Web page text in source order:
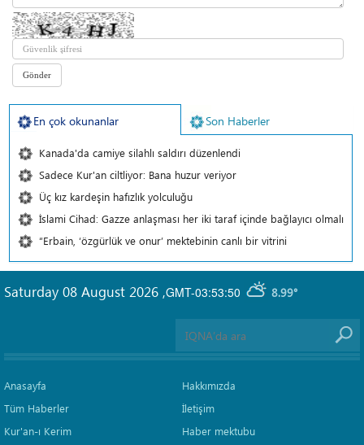
En çok okunanlar Son Haberler
Kanada'da camiye silahlı saldırı düzenlendi
Sadece Kur'an ciltliyor: Bana huzur veriyor
Üç kız kardeşin hafızlık yolculuğu
İslami Cihad: Gazze anlaşması her iki taraf içinde bağlayıcı olmalı
“Erbain, ‘özgürlük ve onur’ mektebinin canlı bir vitrini
GMT-03:53:50 8.99°
Saturday 08 August 2026 ,
Anasayfa
Tüm Haberler
Kur'an-ı Kerim
Hakkımızda
İletişim
Haber mektubu